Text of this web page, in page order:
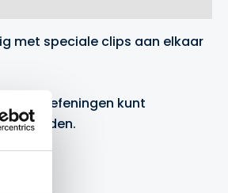
met speciale clips aan elkaar
aan oefeningen kunt